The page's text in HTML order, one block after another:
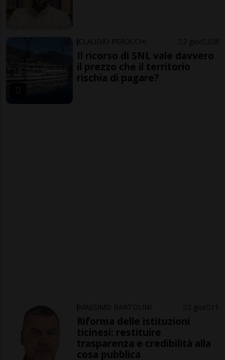
CLAUDIO PEROCCHI 2 gior 2 6
Il ricorso di SNL vale davvero
il prezzo che il territorio
rischia di pagare?
MASSIMO BARTOLINI 2 gior 11
Riforma delle istituzioni
ticinesi: restituire
trasparenza e credibilità alla
cosa pubblica